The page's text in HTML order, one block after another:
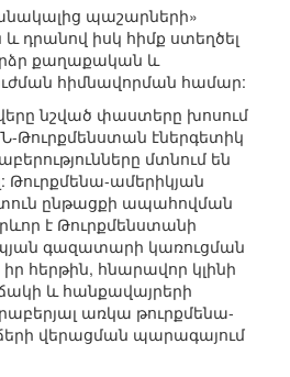
պաշարների»
դրանով իսկ հիմք ստեղծել
քաղաքական և
հիմնավորման համար:
նշված փաստերը խոսում
Թուրքմենստան էներգետիկ
մտնում են
Թուրքմենա-ամերիկյան
ընթացքի ապահովման
է Թուրքմենստանի
գազատարի կառուցման
հերթին, հնարավոր կլինի
և հանքավայրերի
առկա թուրքմենա-
վերացման պարագայում